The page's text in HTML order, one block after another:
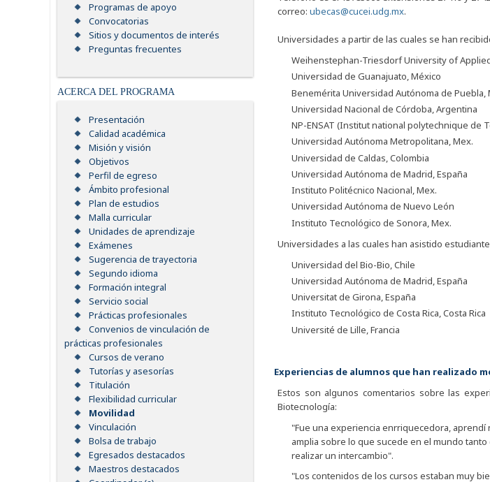
Programas de apoyo
Convocatorias
Sitios y documentos de interés
Preguntas frecuentes
ACERCA DEL PROGRAMA
Presentación
Calidad académica
Misión y visión
Objetivos
Perfil de egreso
Ámbito profesional
Plan de estudios
Malla curricular
Unidades de aprendizaje
Exámenes
Sugerencia de trayectoria
Segundo idioma
Formación integral
Servicio social
Prácticas profesionales
Convenios de vinculación de
prácticas profesionales
Cursos de verano
Tutorías y asesorías
Titulación
Flexibilidad curricular
Movilidad
Vinculación
Bolsa de trabajo
Egresados destacados
Maestros destacados
correo: ubecas@cucei.udg.mx.
Universidades a partir de las cuales se han
Weihenstephan-Triesdorf University of
Universidad de Guanajuato, México
Benemérita Universidad Autónoma de Puebla,
Universidad Nacional de Córdoba, Argentina
NP-ENSAT (Institut national polytechnique de
Universidad Autónoma Metropolitana, Mex.
Universidad de Caldas, Colombia
Universidad Autónoma de Madrid, España
Instituto Politécnico Nacional, Mex.
Universidad Autónoma de Nuevo León
Instituto Tecnológico de Sonora, Mex.
Universidades a las cuales han asistido
Universidad del Bio-Bio, Chile
Universidad Autónoma de Madrid, España
Universitat de Girona, España
Instituto Tecnológico de Costa Rica, Costa Rica
Université de Lille, Francia
Experiencias de alumnos que han realizado
Estos son algunos comentarios sobre las
Biotecnología:
"Fue una experiencia enrriquecedora,
amplia sobre lo que sucede en el mundo
realizar un intercambio".
"Los contenidos de los cursos estaban muy